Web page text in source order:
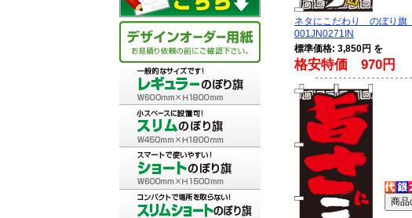
ネタにこだわり のぼり旗
001JN0271IN
標準価格: 3,850円 を
格安特価 970円